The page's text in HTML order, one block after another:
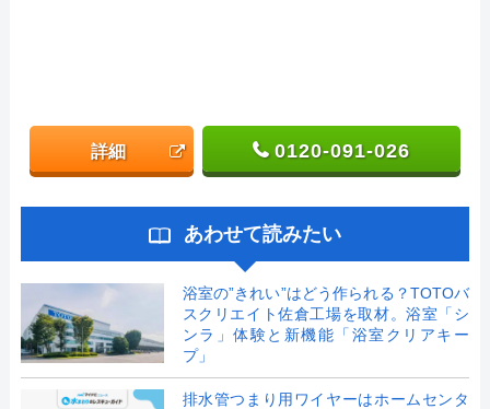
詳細 0120-091-026
あわせて読みたい
浴室の”きれい”はどう作られる？TOTOバ
スクリエイト佐倉工場を取材。浴室「シ
ンラ」体験と新機能「浴室クリアキー
プ」
排水管つまり用ワイヤーはホームセンタ